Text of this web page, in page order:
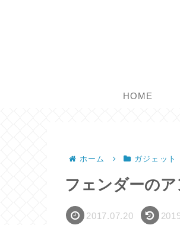
HOME
ホーム ガジェット
フェンダーの
2017.07.20